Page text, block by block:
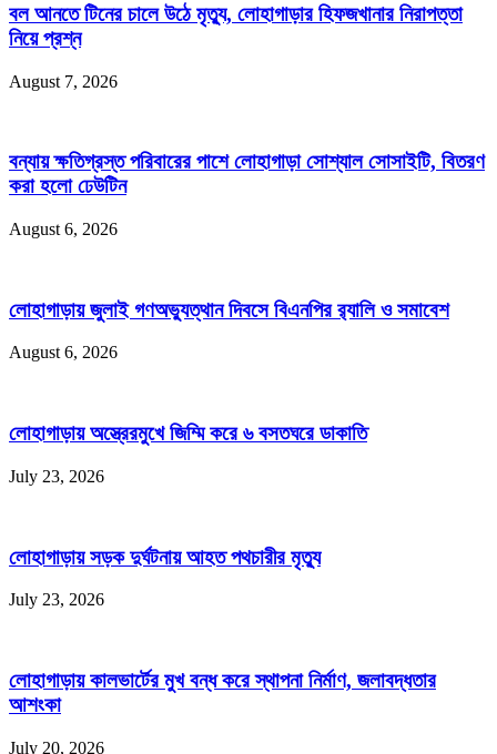
বল আনতে টিনের চালে উঠে মৃত্যু, লোহাগাড়ার হিফজখানার নিরাপত্তা
নিয়ে প্রশ্ন
August 7, 2026
বন্যায় ক্ষতিগ্রস্ত পরিবারের পাশে লোহাগাড়া সোশ্যাল সোসাইটি, বিতরণ
করা হলো ঢেউটিন
August 6, 2026
লোহাগাড়ায় জুলাই গণঅভ্যুত্থান দিবসে বিএনপির র‌্যালি ও সমাবেশ
August 6, 2026
লোহাগাড়ায় অস্ত্রেরমুখে জিম্মি করে ৬ বসতঘরে ডাকাতি
July 23, 2026
লোহাগাড়ায় সড়ক দুর্ঘটনায় আহত পথচারীর মৃত্যু
July 23, 2026
লোহাগাড়ায় কালভার্টের মুখ বন্ধ করে স্থাপনা নির্মাণ, জলাবদ্ধতার
আশংকা
July 20, 2026